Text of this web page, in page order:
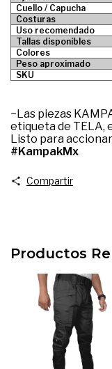
Cuello / Capucha
Costuras
Uso recomendado
Tallas disponibles
Colores
Peso aproximado
SKU
~Las piezas
etiqueta de TELA,
Listo para
#KampakMx
Compartir
Productos